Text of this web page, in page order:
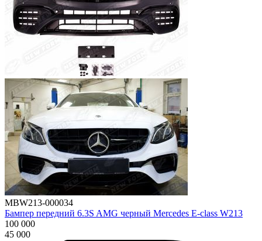
MBW213-000034
Бампер передний 6.3S AMG черный Mercedes E-class W213
100 000
45 000